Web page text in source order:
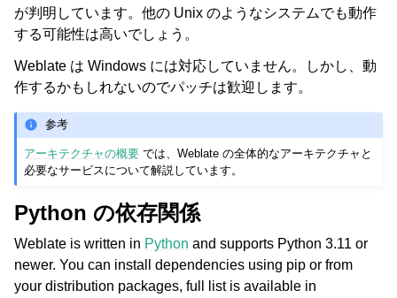
が判明しています。他の Unix のようなシステムでも動作
する可能性は高いでしょう。
Weblate は Windows には対応していません。しかし、動
作するかもしれないのでパッチは歓迎します。
参考
アーキテクチャの概要 では、Weblate の全体的なアーキテクチャと
必要なサービスについて解説しています。
Python の依存関係
Weblate is written in Python and supports Python 3.11 or
newer. You can install dependencies using pip or from
your distribution packages, full list is available in